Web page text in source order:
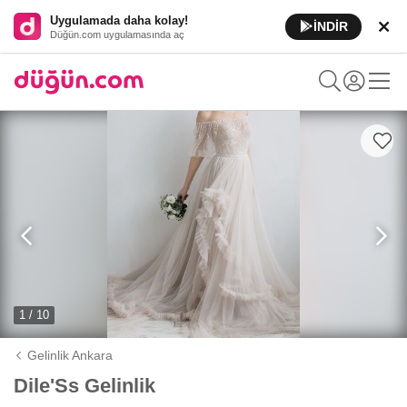
Uygulamada daha kolay!
Düğün.com uygulamasında aç
İNDİR
1 / 10
Gelinlik Ankara
Dile'Ss Gelinlik